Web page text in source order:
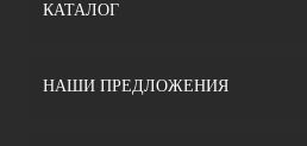
КАТАЛОГ
НАШИ ПРЕДЛОЖЕНИЯ